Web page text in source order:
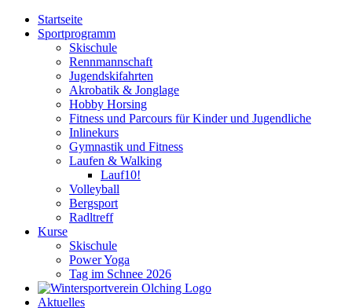
Zum
Inhalt
Startseite
Sportprogramm
Skischule
Rennmannschaft
Jugendskifahrten
Akrobatik & Jonglage
Hobby Horsing
Fitness und Parcours für Kinder und Jugendliche
Inlinekurs
Gymnastik und Fitness
Laufen & Walking
Lauf10!
Volleyball
Bergsport
Radltreff
Kurse
Skischule
Power Yoga
Tag im Schnee 2026
Aktuelles